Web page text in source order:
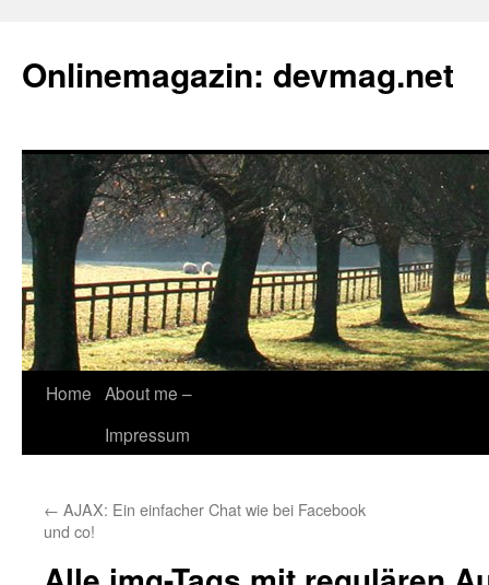
Onlinemagazin: devmag.net
Skip
Home About me –
Impressum
← AJAX: Ein einfacher Chat wie bei Facebook
und co!